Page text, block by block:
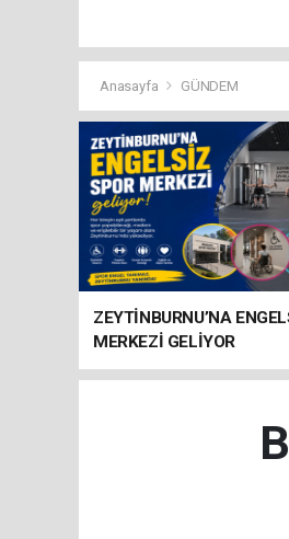
Anasayfa GÜNDEM
ZEYTİNBURNU’NA
MERKEZİ GELİYOR